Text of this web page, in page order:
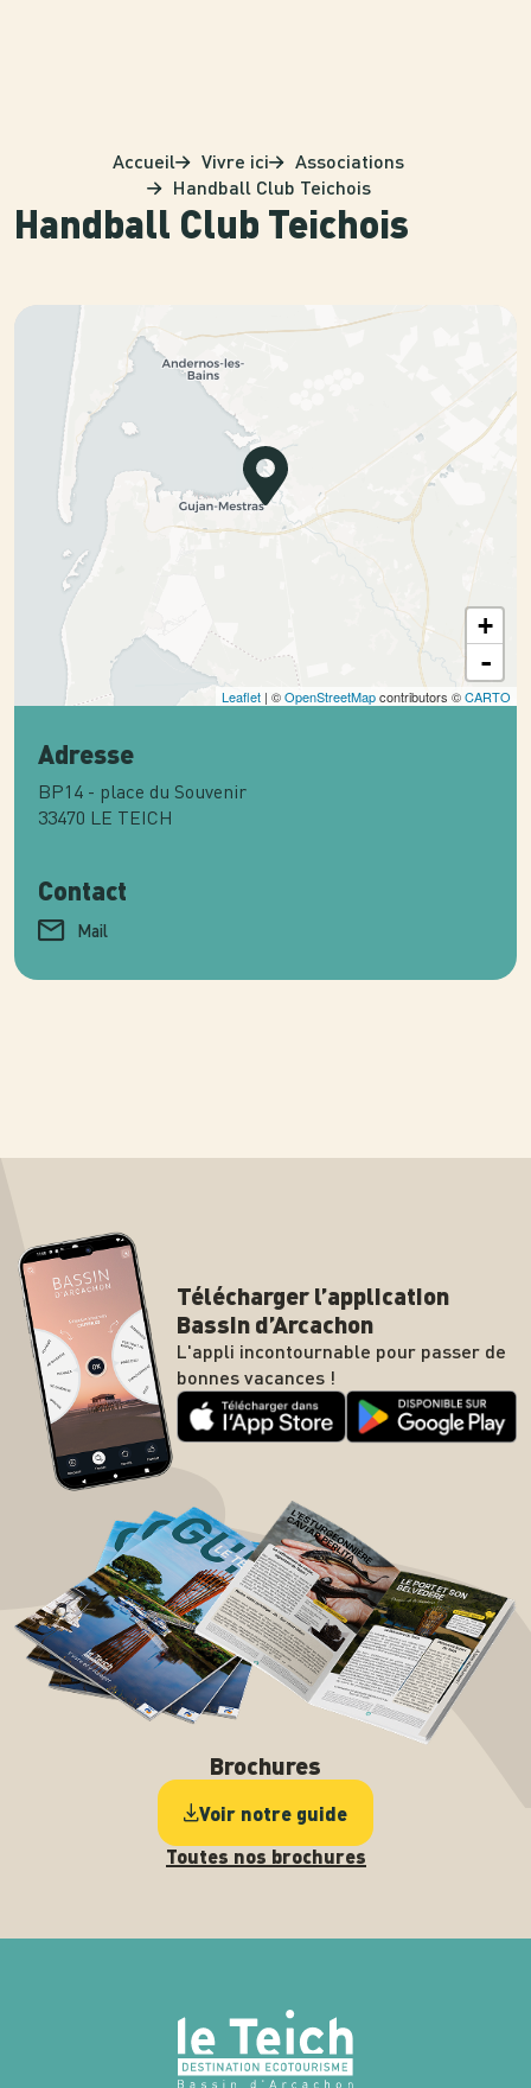
Handball Club Teichois
Accueil Vivre ici
Associations
Handball Club Teichois
+
-
Leaflet | ©OpenStreetMapcontributors ©CARTO
Adresse
BP14 - place du Souvenir
33470 LE TEICH
Contact
Mail
Télécharger l’application
Bassin d’Arcachon
L'appli incontournable pour passer de
bonnes vacances !
Brochures
Voir notre guide
Toutes nos brochures